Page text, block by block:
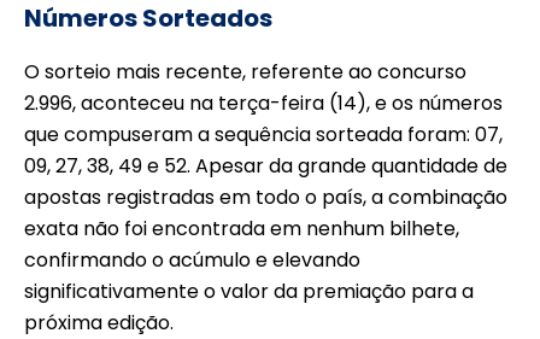
Números Sorteados
O sorteio mais recente, referente ao concurso
2.996, aconteceu na terça-feira (14), e os números
que compuseram a sequência sorteada foram: 07,
09, 27, 38, 49 e 52. Apesar da grande quantidade de
apostas registradas em todo o país, a combinação
exata não foi encontrada em nenhum bilhete,
confirmando o acúmulo e elevando
significativamente o valor da premiação para a
próxima edição.